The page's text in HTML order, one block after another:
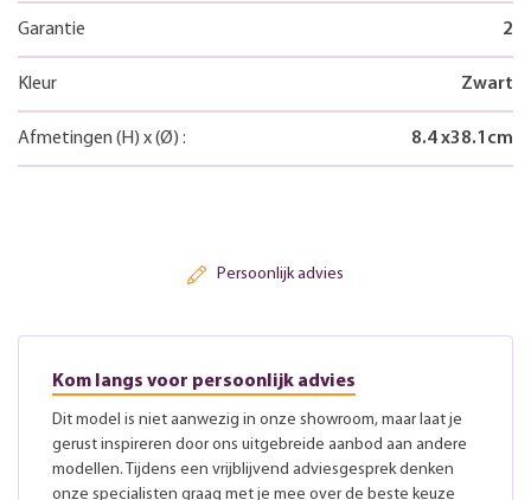
Garantie 2
Kleur Zwart
Afmetingen (H) x(Ø) : 8.4x38.1 cm
Persoonlijk advies
Kom langs voor persoonlijk advies
Dit model is niet aanwezig in onze showroom, maar laat je
gerust inspireren door ons uitgebreide aanbod aan andere
modellen. Tijdens een vrijblijvend adviesgesprek denken
onze specialisten graag met je mee over de beste keuze